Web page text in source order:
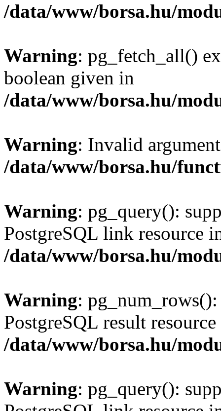
/data/www/borsa.hu/
Warning: pg_fetch_all()
boolean given in
/data/www/borsa.hu/
Warning: Invalid
/data/www/borsa.hu/
Warning: pg_query():
PostgreSQL link resource
/data/www/borsa.hu/
Warning:
PostgreSQL result
/data/www/borsa.hu/
Warning: pg_query():